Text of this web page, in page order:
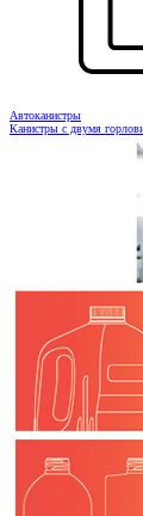
Автоканистры
Канистры с двумя